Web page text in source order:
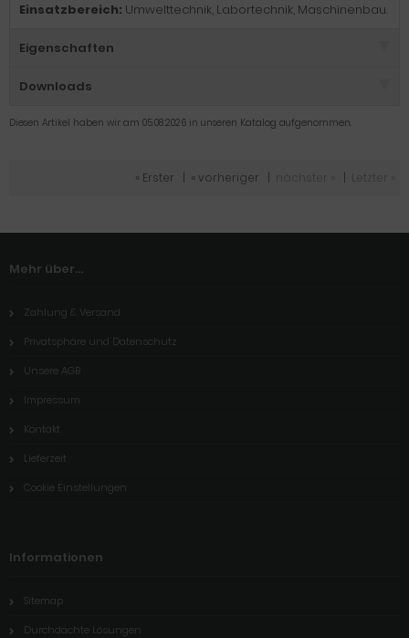
Einsatzbereich: Umwelttechnik, Labortechnik, Maschinenbau.
Eigenschaften
Downloads
Diesen Artikel haben wir am 05.08.2026 in unseren Katalog aufgenommen.
« Erster « vorheriger
Mehr über...
Zahlung & Versand
Privatsphäre und Datenschutz
Unsere AGB
Impressum
Kontakt
Lieferzeit
Cookie Einstellungen
Informationen
Sitemap
Durchdachte Lösungen